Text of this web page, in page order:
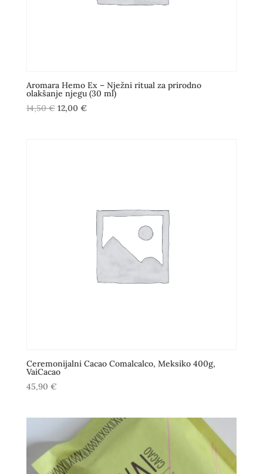
Aromara Hemo Ex – Nježni ritual za prirodno
olakšanje njegu (30 ml)
14,50€ Izvorna
12,00 €Trenutna
Ceremonijalni Cacao Comalcalco, Meksiko 400g,
VaiCacao
45,90 €